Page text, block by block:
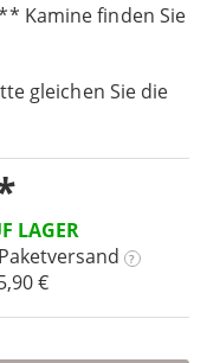
Kamine finden Sie
gleichen Sie die
LAGER
?
€